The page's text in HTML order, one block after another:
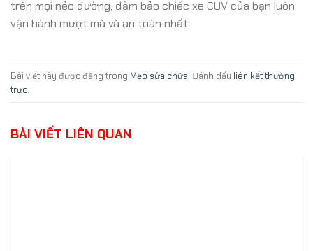
trên mọi nẻo đường, đảm bảo chiếc xe CUV của bạn luôn
vận hành mượt mà và an toàn nhất.
Bài viết này được đăng trong Mẹo sửa chữa. Đánh dấu liên kết thường
trực.
BÀI VIẾT LIÊN QUAN